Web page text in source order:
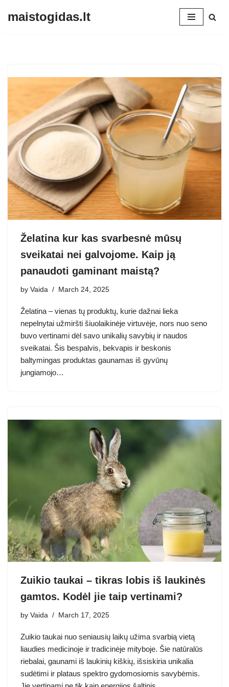
maistogidas.lt
Želatina kur kas svarbesnė mūsų
sveikatai nei galvojome. Kaip ją
panaudoti gaminant maistą?
by Vaida March 24, 2025
Želatina – vienas tų produktų, kurie dažnai lieka
nepelnytai užmiršti šiuolaikinėje virtuvėje, nors nuo seno
buvo vertinami dėl savo unikalių savybių ir naudos
sveikatai. Šis bespalvis, bekvapis ir beskonis
baltymingas produktas gaunamas iš gyvūnų
jungiamojo…
Zuikio taukai – tikras lobis iš laukinės
gamtos. Kodėl jie taip vertinami?
by Vaida March 17, 2025
Zuikio taukai nuo seniausių laikų užima svarbią vietą
liaudies medicinoje ir tradicinėje mityboje. Šie natūralūs
riebalai, gaunami iš laukinių kiškių, išsiskiria unikalia
sudėtimi ir plataus spektro gydomosiomis savybėmis.